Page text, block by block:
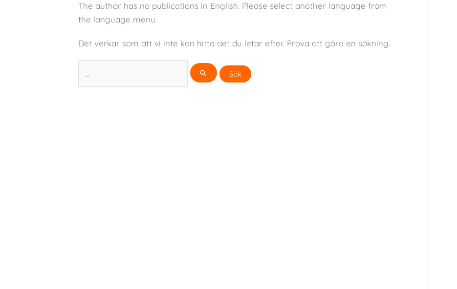
The author has no publications in English. Please select another language from
the language menu.
Det verkar som att vi inte kan hitta det du letar efter. Prova att göra en sökning.
efter: